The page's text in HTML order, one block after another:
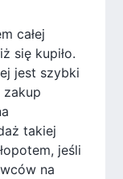
całej
się kupiło.
jest szybki
zakup
takiej
jeśli
na